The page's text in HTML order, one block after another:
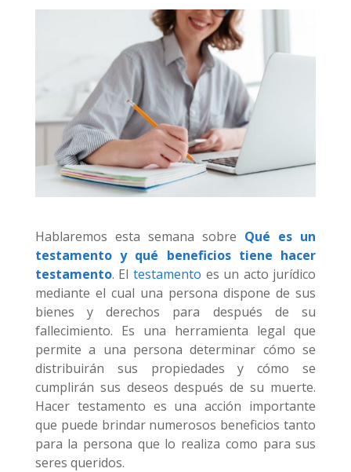
Hablaremos esta semana sobre Qué es un
testamento y qué beneficios tiene hacer
testamento. El testamento es un acto jurídico
mediante el cual una persona dispone de sus
bienes y derechos para después de su
fallecimiento. Es una herramienta legal que
permite a una persona determinar cómo se
distribuirán sus propiedades y cómo se
cumplirán sus deseos después de su muerte.
Hacer testamento es una acción importante
que puede brindar numerosos beneficios tanto
para la persona que lo realiza como para sus
seres queridos.